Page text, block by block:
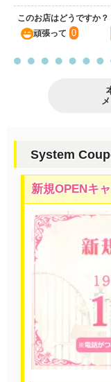
このお店はどうですか？
頑張って 0
System
新規OPENキ